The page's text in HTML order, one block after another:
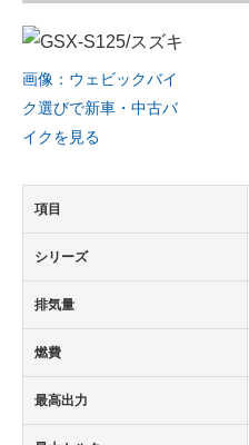
画像：ウェビックバイ
ク選びで新車・中古バ
イクを見る
項目
シリーズ
排気量
燃費
最高出力